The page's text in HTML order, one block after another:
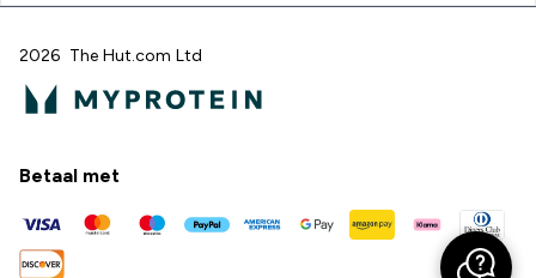
2026 The Hut.com Ltd
Betaal met